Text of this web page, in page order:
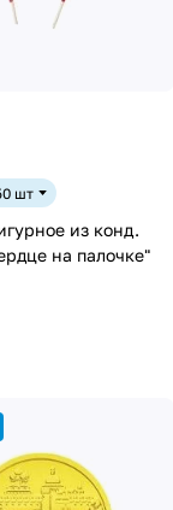
шт
из конд.
на палочке"